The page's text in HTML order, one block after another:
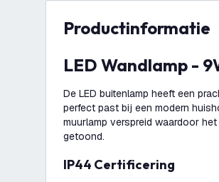
productinformatie
LED Wandlamp -
De LED buitenlamp heeft een
perfect past bij een modern
muurlamp verspreid waardoor
getoond.
IP44 Certificering